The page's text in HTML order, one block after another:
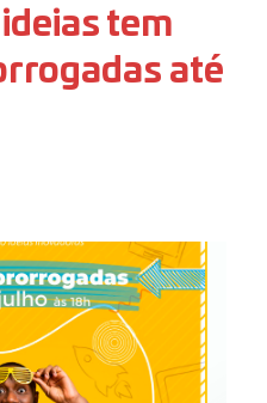
tem
até